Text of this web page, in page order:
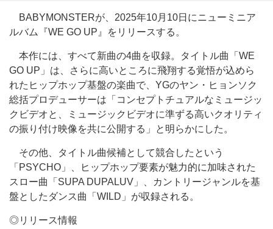
BABYMONSTERが、2025年10月10日にニューミニア
ルバム『WE GO UP』をリリースする。
本作には、すべて新曲の4曲を収録。タイトル曲「WE
GO UP」は、さらに高いところに飛翔する覚悟が込めら
れたヒップホップ基盤の楽曲で、YGのヤン・ヒョンソク
総括プロデューサーは「コンセプトチュアルなミュージッ
クビデオと、ミュージックビデオに準ずる高いクオリティ
の振り付け映像を共に公開する」と明らかにした。
その他、タイトル曲候補として競合したという
「PSYCHO」、ヒップホップ要素が魅力的に加味された
スロー曲「SUPA DUPALUV」、カントリージャンルを基
盤としたダンス曲「WILD」が収録される。
◎リリース情報